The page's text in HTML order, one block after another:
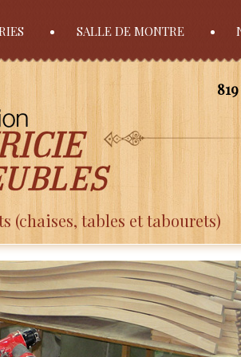
SALLE DE MONTRE
(chaises, tables et tabourets)